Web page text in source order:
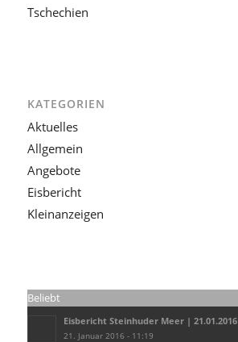
Tschechien
KATEGORIEN
Aktuelles
Allgemein
Angebote
Eisbericht
Kleinanzeigen
Beliebt
Eisbericht Steinhuder Meer | 21.01.2016
21. Januar 2016 - 11:19